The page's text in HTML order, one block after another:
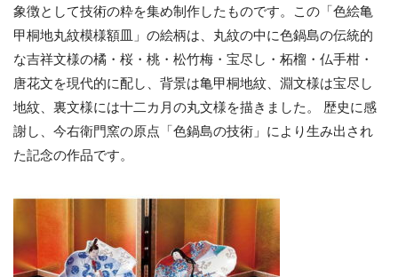
象徴として技術の粋を集め制作したものです。この「色絵亀
甲桐地丸紋模様額皿」の絵柄は、丸紋の中に色鍋島の伝統的
な吉祥文様の橘・桜・桃・松竹梅・宝尽し・柘榴・仏手柑・
唐花文を現代的に配し、背景は亀甲桐地紋、淵文様は宝尽し
地紋、裏文様には十二カ月の丸文様を描きました。 歴史に感
謝し、今右衛門窯の原点「色鍋島の技術」により生み出され
た記念の作品です。